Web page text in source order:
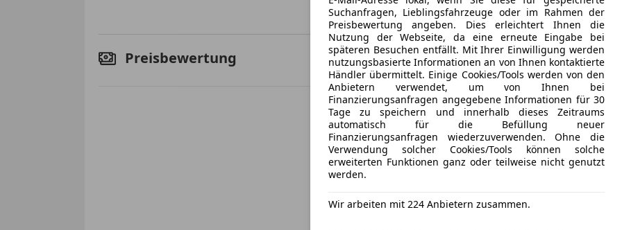
Schiebetür
Schiebetür
Sitzheizung
Start/Stop-
Tempomat
Unterhaltung/Media
Android
Apple
Bluetooth
inkl. Anhängevorrichtung Vorbereitung
- Aufpreis Anhängevorrichtung starr inkl. Montage
- Aufpreis Anhängevorrichtung abnehmbar inkl.
inkl. ACTIVE-Sport-Paket:
- sportliche Frontschürze im Active-Design
- Seitenschweller Schwarz Kunststoff
- Radhausverbreiterungen Schwarz Kunststoff
- Türgriffe in Wagenfarbe lackiert
- Außenspiegelgehäuse in Akzentfarbe Schwarz
- Schmutzfänger vorne und hinten
Mehr anzeigen
Preisbewertung Mehr anzeigen
Suchanfragen, Lieblingsfahrzeuge oder im Rahmen der
Preisbewertung angeben. Dies erleichtert Ihnen die
Nutzung der Webseite, da eine erneute Eingabe bei
späteren Besuchen entfällt. Mit Ihrer Einwilligung werden
nutzungsbasierte Informationen an von Ihnen kontaktierte
Händler übermittelt. Einige Cookies/Tools werden von den
Anbietern verwendet, um von Ihnen bei
Finanzierungsanfragen angegebene Informationen für 30
Tage zu speichern und innerhalb dieses Zeitraums
automatisch für die Befüllung neuer
Finanzierungsanfragen wiederzuverwenden. Ohne die
Verwendung solcher Cookies/Tools können solche
erweiterten Funktionen ganz oder teilweise nicht genutzt
werden.
Wir arbeiten mit 224 Anbietern zusammen.